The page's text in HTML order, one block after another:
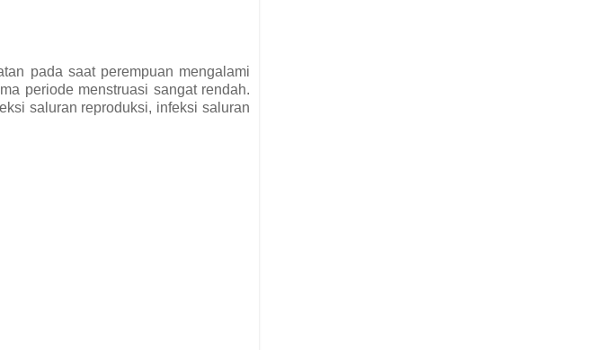
pada saat perempuan mengalami
periode menstruasi sangat rendah.
saluran reproduksi, infeksi saluran